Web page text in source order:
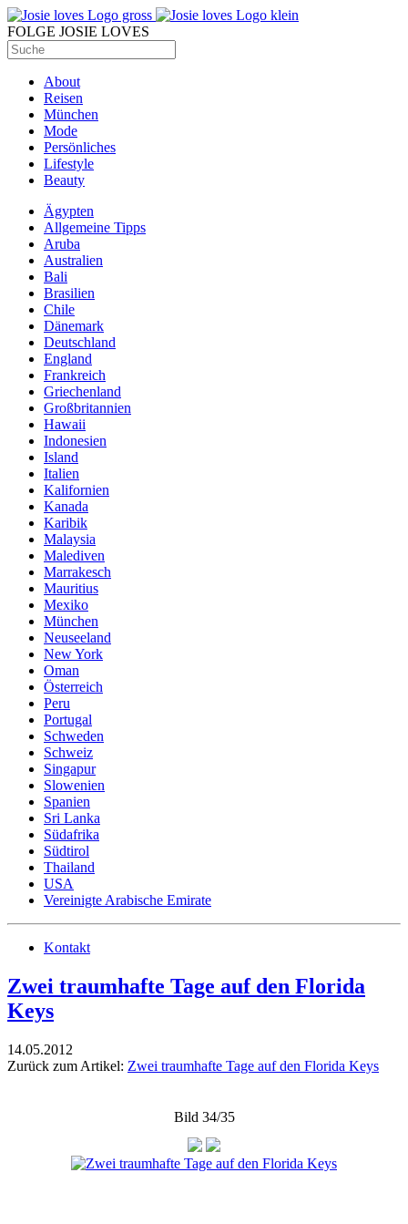
FOLGE JOSIE LOVES
About
Reisen
München
Mode
Persönliches
Lifestyle
Beauty
Ägypten
Allgemeine Tipps
Aruba
Australien
Bali
Brasilien
Chile
Dänemark
Deutschland
England
Frankreich
Griechenland
Großbritannien
Hawaii
Indonesien
Island
Italien
Kalifornien
Kanada
Karibik
Malaysia
Malediven
Marrakesch
Mauritius
Mexiko
München
Neuseeland
New York
Oman
Österreich
Peru
Portugal
Schweden
Schweiz
Singapur
Slowenien
Spanien
Sri Lanka
Südafrika
Südtirol
Thailand
USA
Vereinigte Arabische Emirate
Kontakt
Zwei traumhafte Tage auf den Florida
Keys
14.05.2012
Zurück zum Artikel: Zwei traumhafte Tage auf den Florida Keys
Bild 34/35